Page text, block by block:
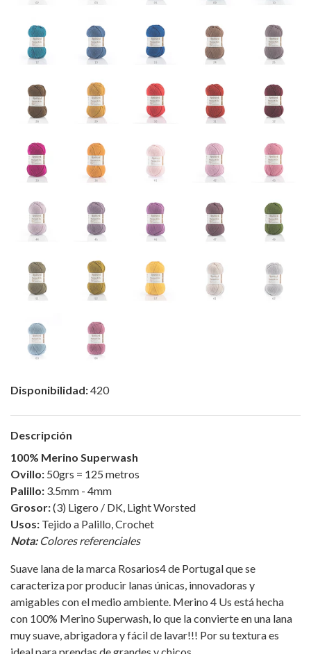
Disponibilidad:420
Descripción
100% Merino Superwash
Ovillo: 50grs = 125 metros
Palillo: 3.5mm - 4mm
Grosor:(3) Ligero / DK, Light Worsted
Usos: Tejido a Palillo, Crochet
Nota:Colores referenciales
Suave lana de la marca Rosarios4 de Portugal que se
caracteriza por producir lanas únicas, innovadoras y
amigables con el medio ambiente. Merino 4 Us está hecha
con 100% Merino Superwash, lo que la convierte en una lana
muy suave, abrigadora y fácil de lavar!!! Por su textura es
ideal para prendas de grandes y chicos.